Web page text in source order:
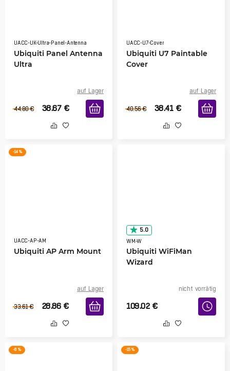
UACC-UK-Ultra-Panel-Antenna
Ubiquiti Panel Antenna
Ultra
auf Lager
44.80 € 38.67 €
UACC-U7-Cover
Ubiquiti U7 Paintable
Cover
auf Lager
40.56 € 38.41 €
-14 %
UACC-AP-AM
Ubiquiti AP Arm Mount
auf Lager
33.61 € 28.86 €
5.0
WM-W
Ubiquiti WiFiMan
Wizard
nicht vorrätig
109.02 €
-8 % -15 %